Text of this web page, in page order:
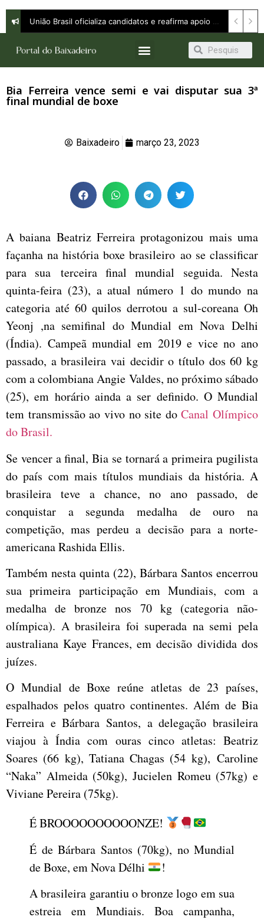
Bia Ferreira vence semi e vai disputar sua 3ª
final mundial de boxe
Baixadeiro março 23, 2023
A baiana Beatriz Ferreira protagonizou mais uma
façanha na história boxe brasileiro ao se classificar
para sua terceira final mundial seguida. Nesta
quinta-feira (23), a atual número 1 do mundo na
categoria até 60 quilos derrotou a sul-coreana Oh
Yeonj ,na semifinal do Mundial em Nova Delhi
(Índia). Campeã mundial em 2019 e vice no ano
passado, a brasileira vai decidir o título dos 60 kg
com a colombiana Angie Valdes, no próximo sábado
(25), em horário ainda a ser definido. O Mundial
tem transmissão ao vivo no site doCanal Olímpico
do Brasil.
Se vencer a final, Bia se tornará a primeira pugilista
do país com mais títulos mundiais da história. A
brasileira teve a chance, no ano passado, de
conquistar a segunda medalha de ouro na
competição, mas perdeu a decisão para a norte-
americana Rashida Ellis.
Também nesta quinta (22), Bárbara Santos encerrou
sua primeira participação em Mundiais, com a
medalha de bronze nos 70 kg (categoria não-
olímpica). A brasileira foi superada na semi pela
australiana Kaye Frances, em decisão dividida dos
juízes.
O Mundial de Boxe reúne atletas de 23 países,
espalhados pelos quatro continentes. Além de Bia
Ferreira e Bárbara Santos, a delegação brasileira
viajou à Índia com ouras cinco atletas: Beatriz
Soares (66 kg), Tatiana Chagas (54 kg), Caroline
“Naka” Almeida (50kg), Jucielen Romeu (57kg) e
Viviane Pereira (75kg).
É BROOOOOOOOOONZE!
É de Bárbara Santos (70kg), no Mundial
de Boxe, em Nova Délhi
!
A brasileira garantiu o bronze logo em sua
estreia em Mundiais. Boa campanha,